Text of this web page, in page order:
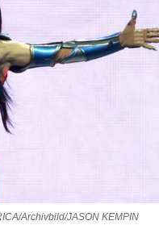
Archivbild/JASON KEMPIN